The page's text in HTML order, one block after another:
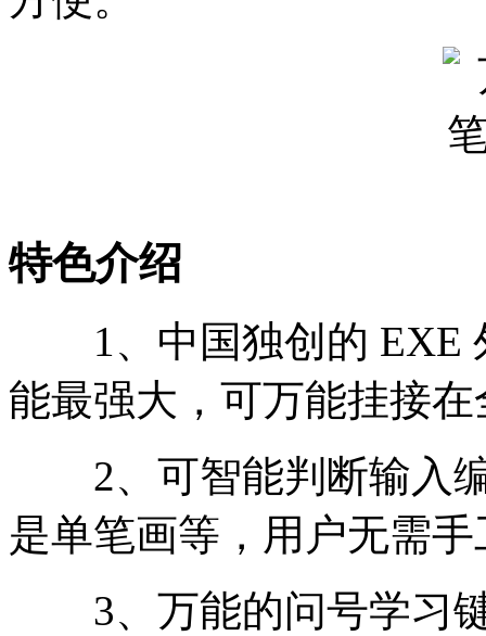
特色介绍
1、中国独创的 EXE
能最强大，可万能挂接在
2、可智能判断输入编
是单笔画等，用户无需
3、万能的问号学习键